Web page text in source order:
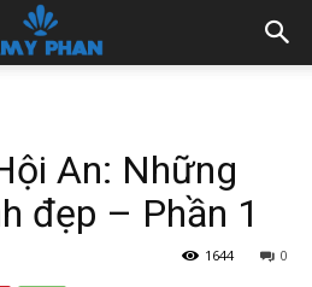
An: Những
đẹp – Phần 1
0
1644